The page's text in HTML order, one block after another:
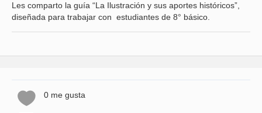
Les comparto la guía “La Ilustración y sus aportes históricos”,
diseñada para trabajar con estudiantes de 8° básico.
0 me gusta